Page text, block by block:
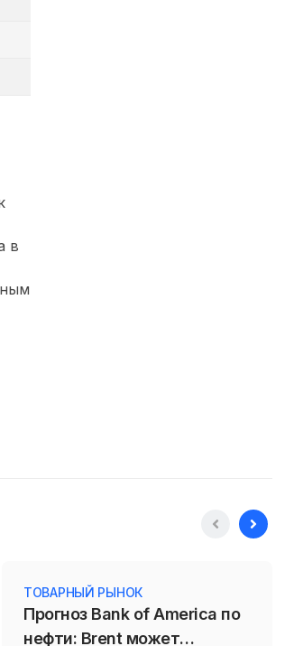
в
ТОВАРНЫЙ РЫНОК
Прогноз Bank of America по
нефти: Brent может